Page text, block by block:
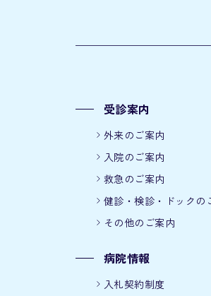
受診案内
外来のご案内
入院のご案内
救急のご案内
健診・検診・ドックの
その他のご案内
病院情報
入札契約制度